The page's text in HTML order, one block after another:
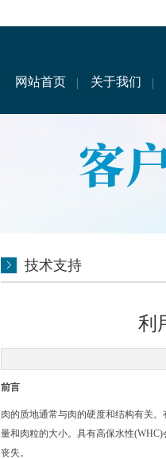
网站首页 关于我们
技术支持
利
前言
肉的质地通常与肉的硬度和结构有关
量和肉粒的大小。具有高保水性
丧失。